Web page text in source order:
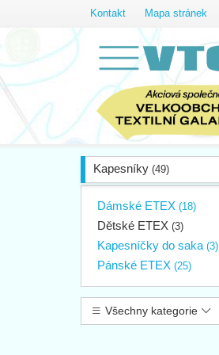
Kontakt Mapa stránek
Kapesníky (49)
Dámské ETEX (18)
Dětské ETEX (3)
Kapesníčky do saka (3)
Pánské ETEX (25)
Všechny kategorie